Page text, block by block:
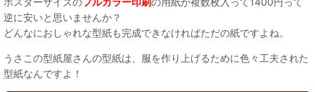
逆に安いと思いませんか？
どんなにおしゃれな型紙も完成できなければただの紙ですよね。
うさこの型紙屋さんの型紙は、服を作り上げるために色々工夫された
型紙なんですよ！